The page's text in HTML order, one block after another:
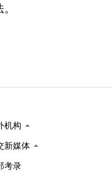
机构
新媒体
考录